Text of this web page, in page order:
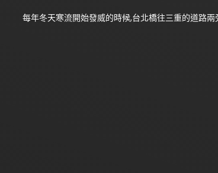
每年冬天寒流開始發威的時候,台北橋往三重的道路兩